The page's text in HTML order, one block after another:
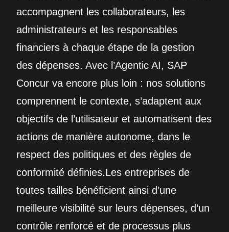
accompagnent les collaborateurs, les
administrateurs et les responsables
financiers à chaque étape de la gestion
des dépenses. Avec l’Agentic AI, SAP
Concur va encore plus loin : nos solutions
comprennent le contexte, s’adaptent aux
objectifs de l’utilisateur et automatisent des
actions de manière autonome, dans le
respect des politiques et des règles de
conformité définies.Les entreprises de
toutes tailles bénéficient ainsi d’une
meilleure visibilité sur leurs dépenses, d’un
contrôle renforcé et de processus plus